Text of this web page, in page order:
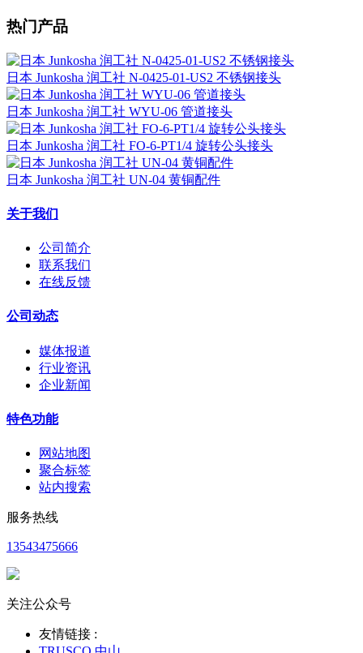
热门产品
日本 Junkosha 润工社 N-0425-01-US2 不锈钢接头
日本 Junkosha 润工社 WYU-06 管道接头
日本 Junkosha 润工社 FO-6-PT1/4 旋转公头接头
日本 Junkosha 润工社 UN-04 黄铜配件
关于我们
公司简介
联系我们
在线反馈
公司动态
媒体报道
行业资讯
企业新闻
特色功能
网站地图
聚合标签
站内搜索
服务热线
13543475666
关注公众号
友情链接 :